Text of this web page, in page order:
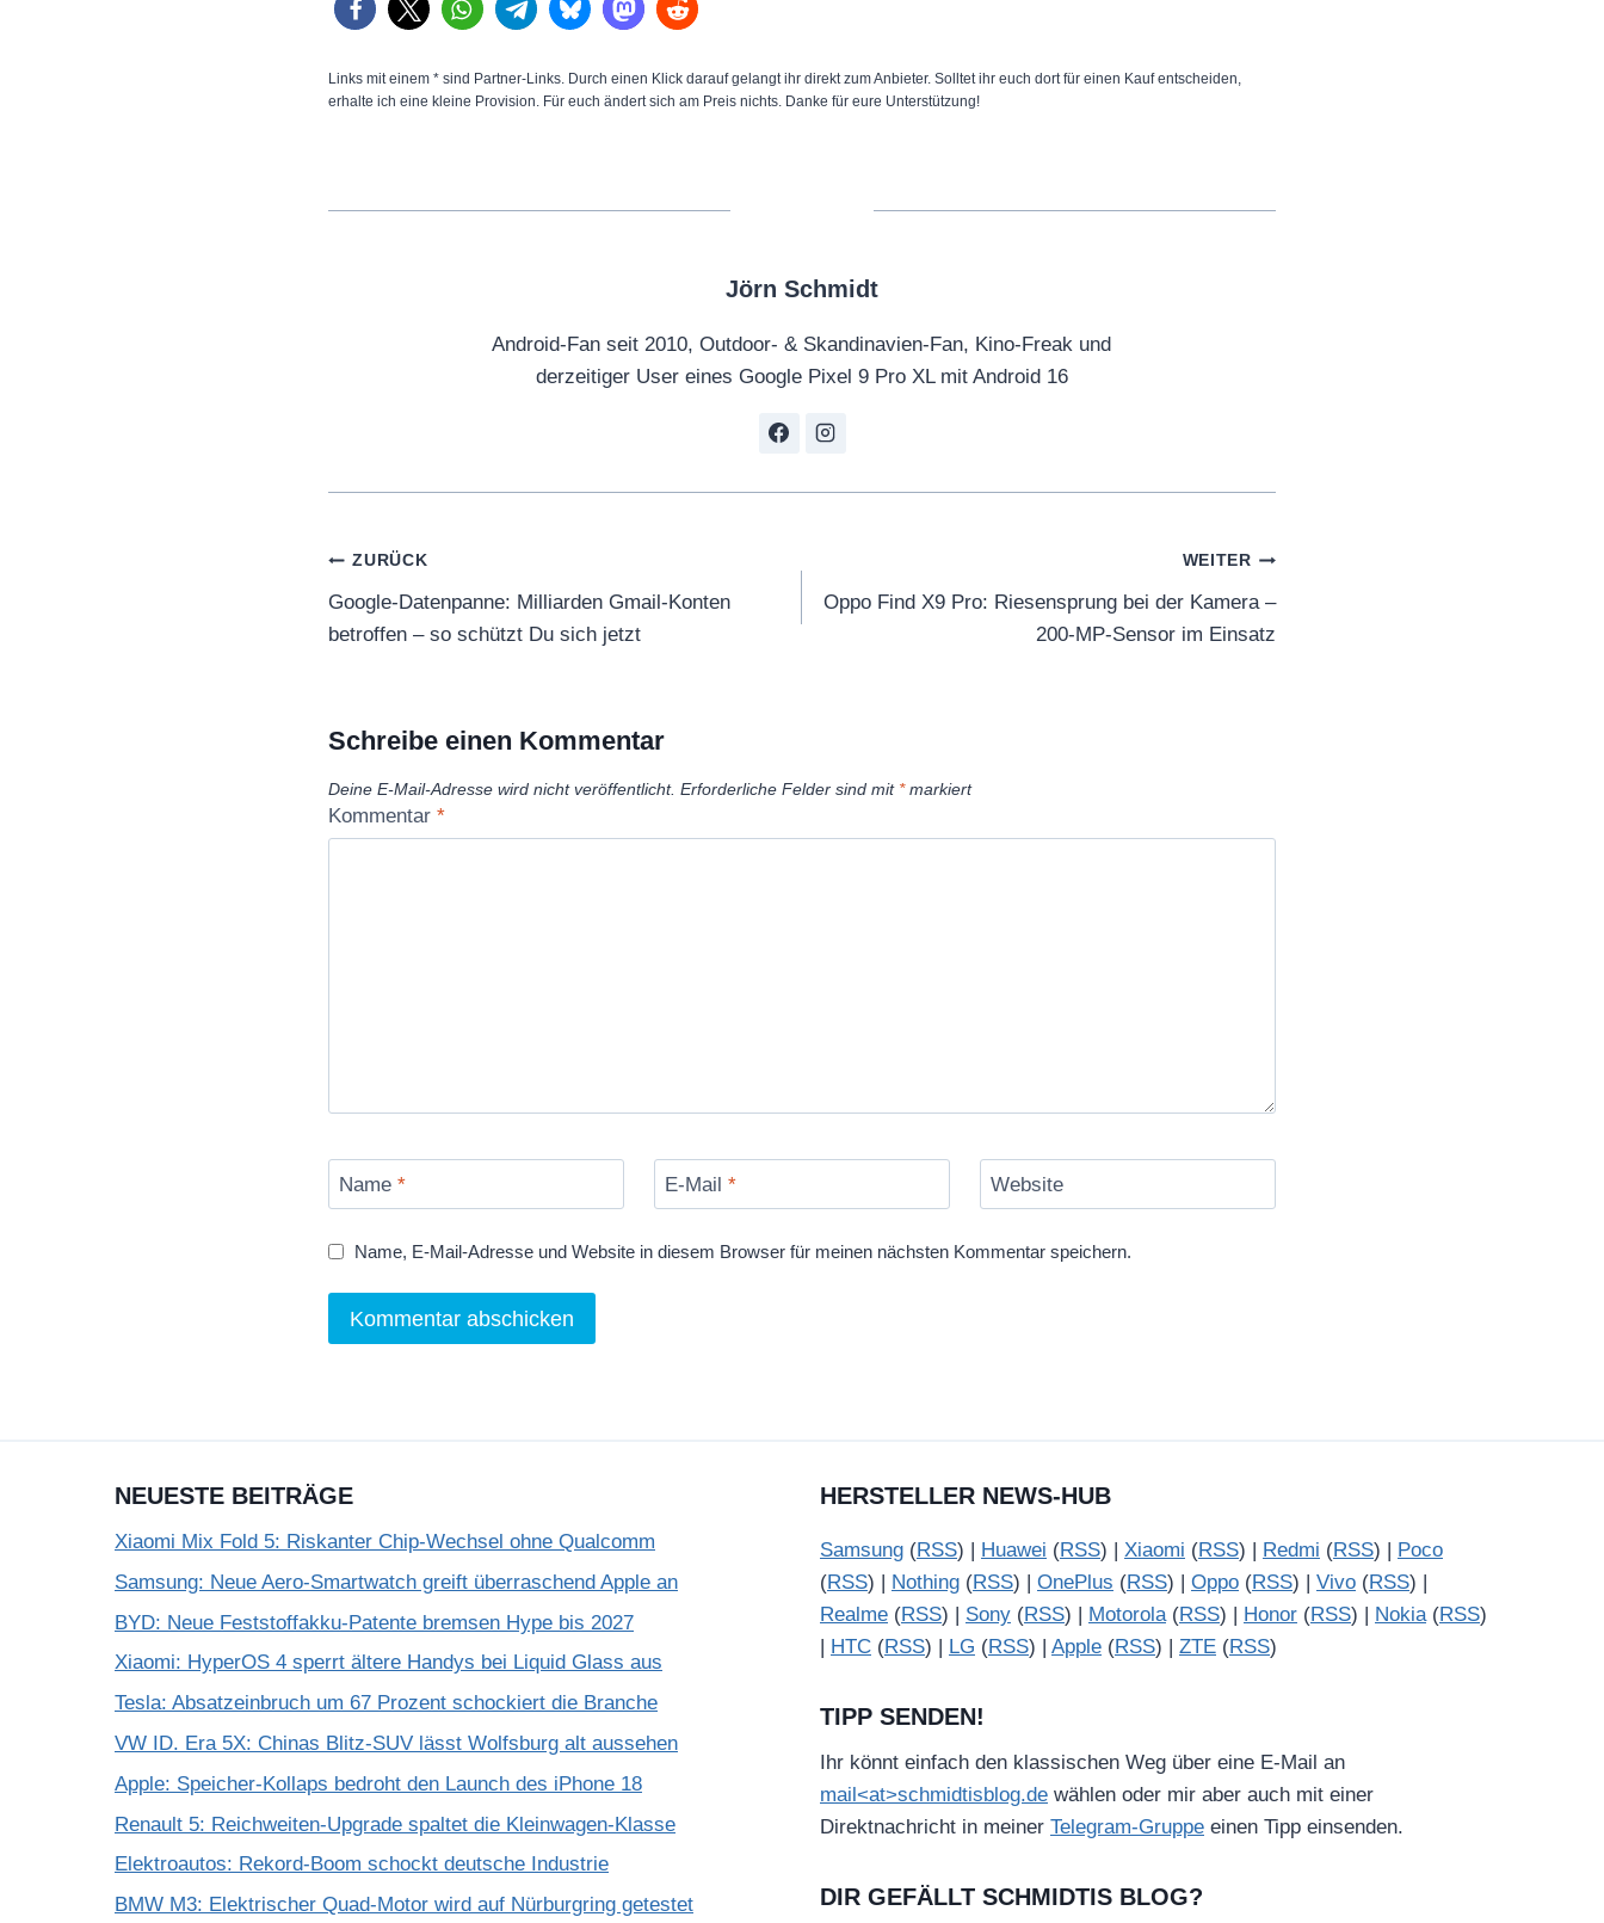
Links mit einem * sind Partner-Links. Durch einen Klick darauf gelangt ihr direkt zum Anbieter. Solltet ihr euch dort für einen Kauf entscheiden,
erhalte ich eine kleine Provision. Für euch ändert sich am Preis nichts. Danke für eure Unterstützung!
Jörn Schmidt
Android-Fan seit 2010, Outdoor- & Skandinavien-Fan, Kino-Freak und
derzeitiger User eines Google Pixel 9 Pro XL mit Android 16
Beitragsnavigation
ZURÜCK
Google-Datenpanne: Milliarden Gmail-Konten
betroffen – so schützt Du sich jetzt
WEITER
Oppo Find X9 Pro: Riesensprung bei der Kamera –
200-MP-Sensor im Einsatz
Schreibe einen Kommentar
Deine E-Mail-Adresse wird nicht veröffentlicht. Erforderliche Felder sind mit *markiert
Kommentar *
Name * E-Mail * Website
Name, E-Mail-Adresse und Website in diesem Browser für meinen nächsten Kommentar speichern.
NEUESTE BEITRÄGE
Xiaomi Mix Fold 5: Riskanter Chip-Wechsel ohne Qualcomm
Samsung: Neue Aero-Smartwatch greift überraschend Apple an
BYD: Neue Feststoffakku-Patente bremsen Hype bis 2027
Xiaomi: HyperOS 4 sperrt ältere Handys bei Liquid Glass aus
Tesla: Absatzeinbruch um 67 Prozent schockiert die Branche
VW ID. Era 5X: Chinas Blitz-SUV lässt Wolfsburg alt aussehen
Apple: Speicher-Kollaps bedroht den Launch des iPhone 18
Renault 5: Reichweiten-Upgrade spaltet die Kleinwagen-Klasse
Elektroautos: Rekord-Boom schockt deutsche Industrie
BMW M3: Elektrischer Quad-Motor wird auf Nürburgring getestet
HERSTELLER NEWS-HUB
Samsung (RSS) | Huawei (RSS) | Xiaomi (RSS) | Redmi (RSS) | Poco
(RSS) | Nothing (RSS) | OnePlus (RSS) | Oppo (RSS) | Vivo (RSS) |
Realme (RSS) | Sony (RSS) | Motorola(RSS) | Honor (RSS) | Nokia(RSS)
| HTC (RSS) | LG (RSS) | Apple (RSS) | ZTE (RSS)
TIPP SENDEN!
Ihr könnt einfach den klassischen Weg über eine E-Mail an
mail<at>schmidtisblog.de wählen oder mir aber auch mit einer
Direktnachricht in meiner Telegram-Gruppe einen Tipp einsenden.
DIR GEFÄLLT SCHMIDTIS BLOG?